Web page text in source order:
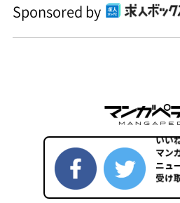
Sponsored by